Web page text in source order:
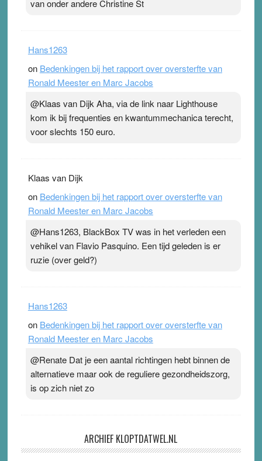
van onder andere Christine St
Hans1263
on Bedenkingen bij het rapport over oversterfte van
Ronald Meester en Marc Jacobs
@Klaas van Dijk Aha, via de link naar Lighthouse
kom ik bij frequenties en kwantummechanica terecht,
voor slechts 150 euro.
Klaas van Dijk
on Bedenkingen bij het rapport over oversterfte van
Ronald Meester en Marc Jacobs
@Hans1263, BlackBox TV was in het verleden een
vehikel van Flavio Pasquino. Een tijd geleden is er
ruzie (over geld?)
Hans1263
on Bedenkingen bij het rapport over oversterfte van
Ronald Meester en Marc Jacobs
@Renate Dat je een aantal richtingen hebt binnen de
alternatieve maar ook de reguliere gezondheidszorg,
is op zich niet zo
ARCHIEF KLOPTDATWEL.NL